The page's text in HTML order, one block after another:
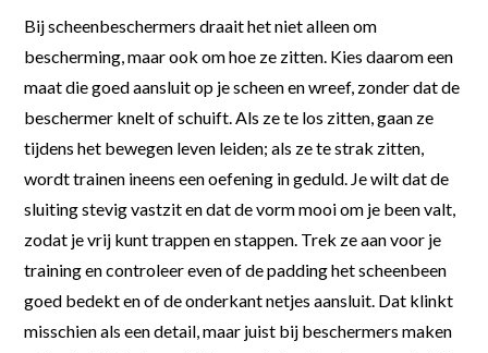
Bij scheenbeschermers draait het niet alleen om
bescherming, maar ook om hoe ze zitten. Kies daarom een
maat die goed aansluit op je scheen en wreef, zonder dat de
beschermer knelt of schuift. Als ze te los zitten, gaan ze
tijdens het bewegen leven leiden; als ze te strak zitten,
wordt trainen ineens een oefening in geduld. Je wilt dat de
sluiting stevig vastzit en dat de vorm mooi om je been valt,
zodat je vrij kunt trappen en stappen. Trek ze aan voor je
training en controleer even of de padding het scheenbeen
goed bedekt en of de onderkant netjes aansluit. Dat klinkt
misschien als een detail, maar juist bij beschermers maken